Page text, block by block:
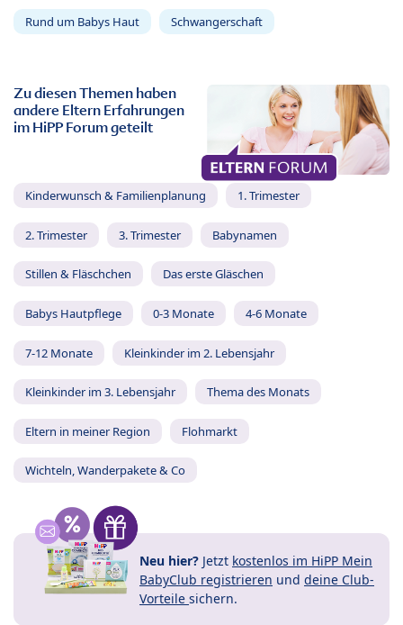
Rund um Babys Haut Schwangerschaft
Zu diesen Themen haben
andere Eltern Erfahrungen
im HiPP Forum geteilt
Kinderwunsch & Familienplanung 1. Trimester
2. Trimester 3. Trimester Babynamen
Stillen & Fläschchen Das erste Gläschen
Babys Hautpflege 0-3 Monate 4-6 Monate
7-12 Monate Kleinkinder im 2. Lebensjahr
Kleinkinder im 3. Lebensjahr Thema des Monats
Eltern in meiner Region Flohmarkt
Wichteln, Wanderpakete & Co
Neu hier? Jetzt kostenlos im HiPP Mein
BabyClub registrieren und deine Club-
Vorteile sichern.